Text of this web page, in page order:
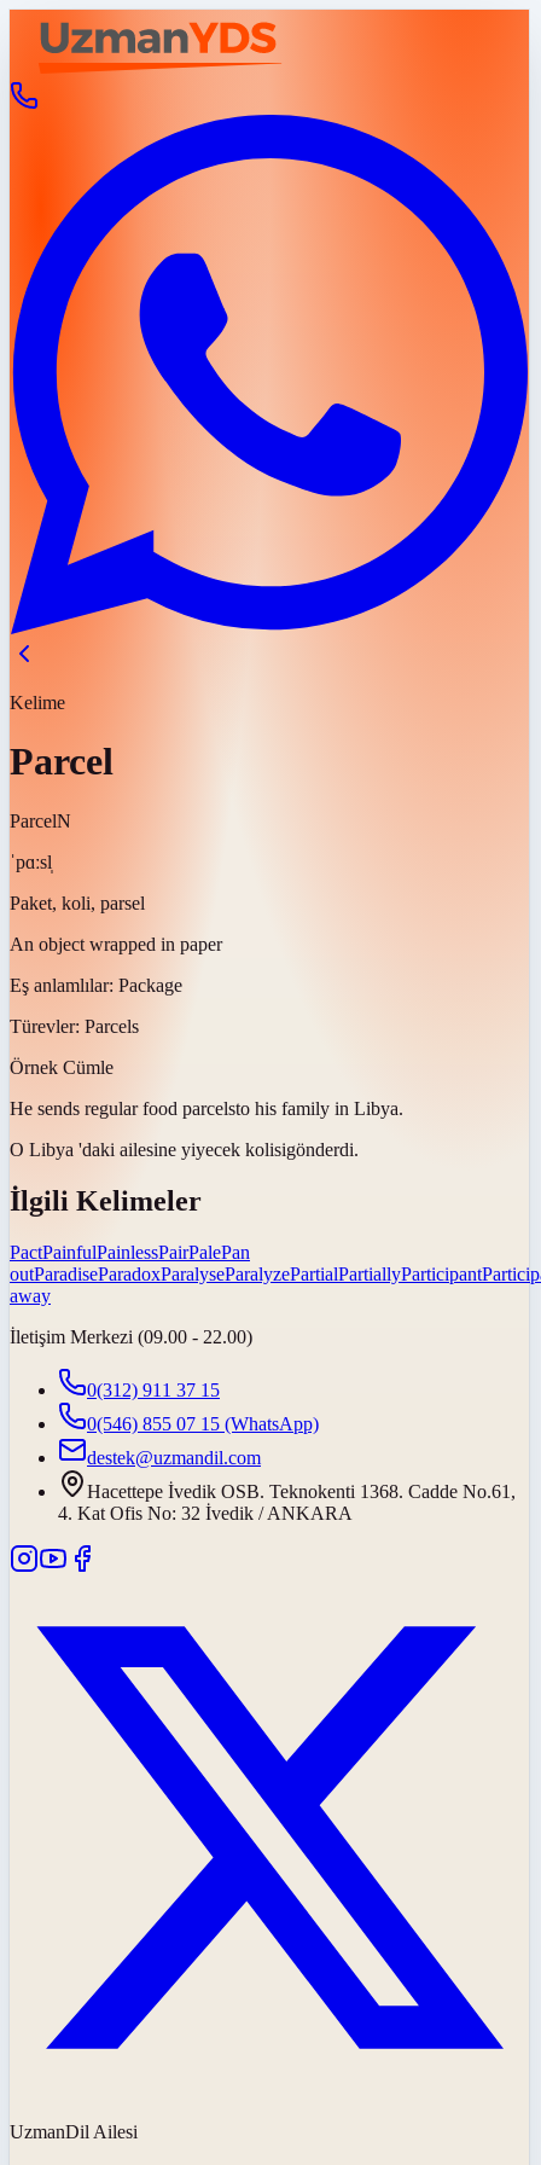
Kelime
Parcel
ParcelN
ˈpɑːsl̩
Paket, koli, parsel
An object wrapped in paper
Eş anlamlılar: Package
Türevler: Parcels
Örnek Cümle
He sends regular food parcelsto his family in Libya.
O Libya 'daki ailesine yiyecek kolisigönderdi.
İlgili Kelimeler
PactPainfulPainlessPairPalePan
outParadiseParadoxParalyseParalyzePartialPartiallyParticipant
away
İletişim Merkezi (09.00 - 22.00)
0(312) 911 37 15
0(546) 855 07 15 (WhatsApp)
destek@uzmandil.com
Hacettepe İvedik OSB. Teknokenti 1368. Cadde No.61,
4. Kat Ofis No: 32 İvedik / ANKARA
UzmanDil Ailesi